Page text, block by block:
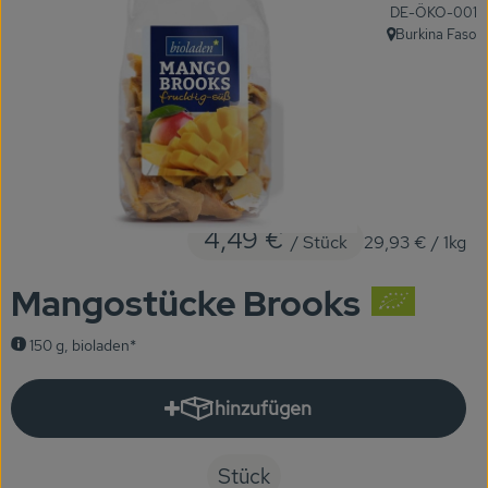
Gutes aus Höhenberg
Obst & Gemüse
Tiefkühlprodukte
Feinkost
Mangostücke Brooks
150 g, bioladen*
4,49 € / Stück 29,93 € / 1kg
, Kontrollstelle:
DE-ÖKO-001
, Herkunft:
Burkina Faso
hinzufügen
Produkt zum Warenkorb
Stück